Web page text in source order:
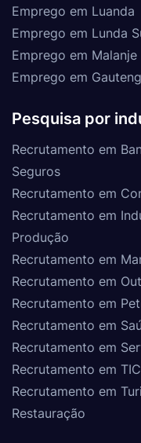
Emprego em Luanda
Emprego em Lunda
Emprego em Malanje
Emprego em Gauteng
Pesquisa por
Recrutamento em
Seguros
Recrutamento em
Recrutamento em
Produção
Recrutamento em
Recrutamento em
Recrutamento em
Recrutamento em
Recrutamento em
Recrutamento em
Recrutamento em
Restauração